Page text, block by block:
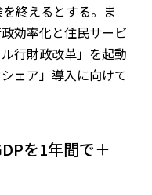
終えるとする。ま
効率化と住民サービ
行財政改革」を起動
ェア」導入に向けて
を1年間で＋